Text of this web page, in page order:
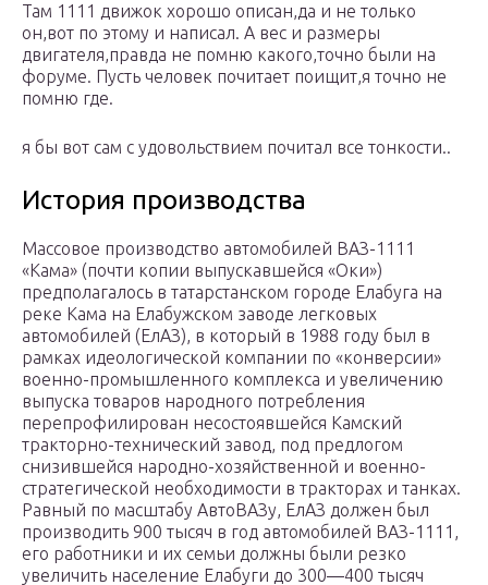
Там 1111 движок хорошо описан,да и не только
он,вот по этому и написал. А вес и размеры
двигателя,правда не помню какого,точно были на
форуме. Пусть человек почитает поищит,я точно не
помню где.
я бы вот сам с удовольствием почитал все тонкости..
История производства
Массовое производство автомобилей ВАЗ-1111
«Кама» (почти копии выпускавшейся «Оки»)
предполагалось в татарстанском городе Елабуга на
реке Кама на Елабужском заводе легковых
автомобилей (ЕлАЗ), в который в 1988 году был в
рамках идеологической компании по «конверсии»
военно-промышленного комплекса и увеличению
выпуска товаров народного потребления
перепрофилирован несостоявшейся Камский
тракторно-технический завод, под предлогом
снизившейся народно-хозяйственной и военно-
стратегической необходимости в тракторах и танках.
Равный по масштабу АвтоВАЗу, ЕлАЗ должен был
производить 900 тысяч в год автомобилей ВАЗ-1111,
его работники и их семьи должны были резко
увеличить население Елабуги до 300—400 тысяч